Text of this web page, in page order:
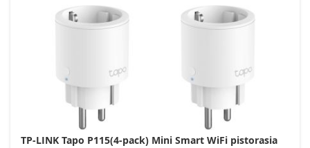
TP-LINK Tapo P115(4-pack) Mini Smart WiFi pistorasia